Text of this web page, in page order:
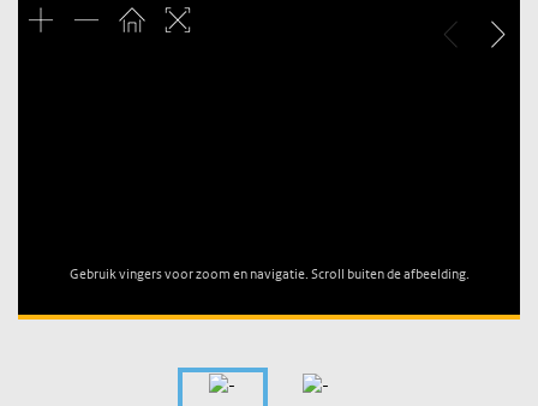
Gebruik vingers voor zoom en navigatie. Scroll buiten de afbeelding.